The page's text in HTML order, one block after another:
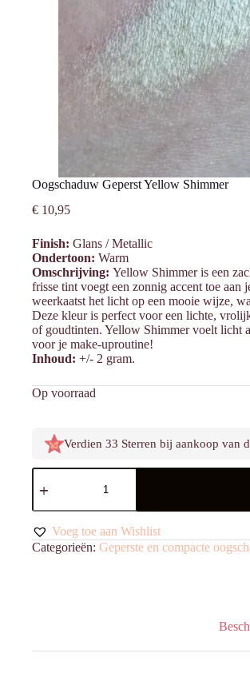
Oogschaduw Geperst Yellow Shimmer
€ 10,95
Finish: Glans / Metallic
Ondertoon: Warm
Omschrijving: Yellow Shimmer is een
frisse tint voegt een zonnig accent toe
weerkaatst het licht op een mooie wijze,
Deze kleur is perfect voor een lichte,
of goudtinten. Yellow Shimmer voelt licht
voor je make-uproutine!
Inhoud: +/- 2 gram.
Op voorraad
Verdien 33 Sterren bij aankoop van
Oogschaduw
Geperst
Shimmer
aantalVoeg toe aan Wishlist
Categorieën: Geperste en compacte